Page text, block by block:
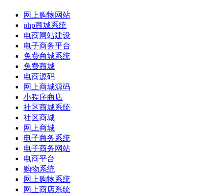
网上购物网站
php商城系统
电商网站建设
电子商务平台
免费商城系统
免费商城
电商源码
网上商城源码
小程序商店
社区商城系统
社区商城
网上商城
电子商务系统
电子商务网站
电商平台
购物系统
网上购物系统
网上商店系统